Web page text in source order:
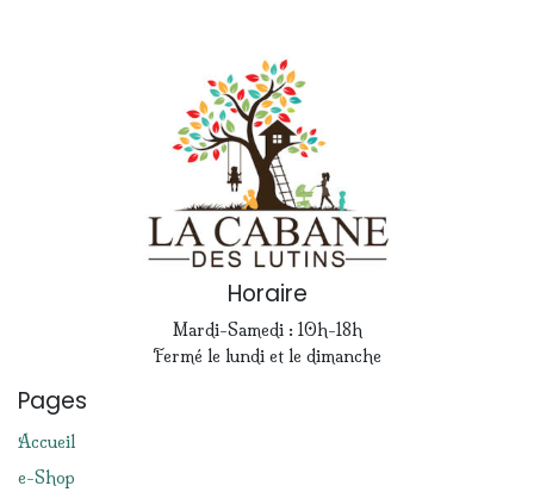
Horaire
Mardi-Samedi : 10h-18h
Fermé le lundi et le dimanche
Pages
Accueil
e-Shop